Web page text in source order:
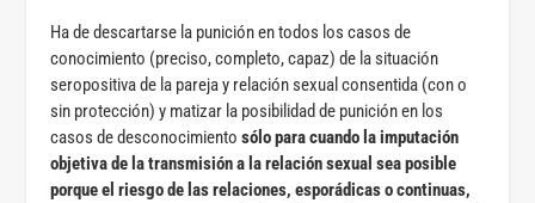
Ha de descartarse la punición en todos los casos de
conocimiento (preciso, completo, capaz) de la situación
seropositiva de la pareja y relación sexual consentida (con o
sin protección) y matizar la posibilidad de punición en los
casos de desconocimientosólo para cuando la imputación
objetiva de la transmisión a la relación sexual sea posible
porque el riesgo de las relaciones, esporádicas o continuas,